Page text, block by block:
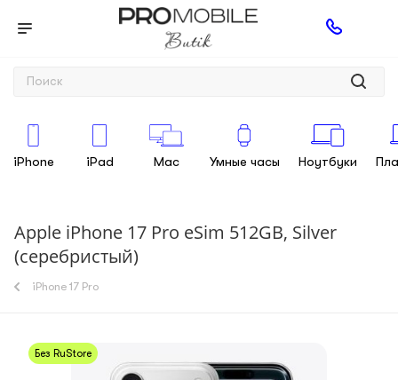
iPhone iPad Mac Умные часы Ноутбуки
Apple iPhone 17 Pro eSim 512GB, Silver
(серебристый)
iPhone 17 Pro
Без RuStore